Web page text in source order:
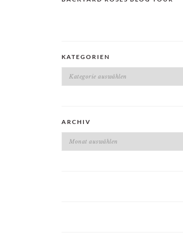
KATEGORIEN
Kategorien
ARCHIV
Archiv